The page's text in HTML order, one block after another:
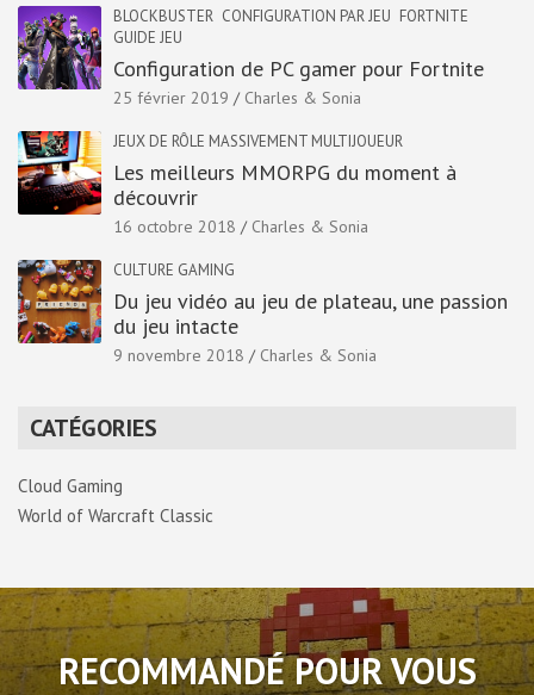
BLOCKBUSTER CONFIGURATION PAR JEU FORTNITE
GUIDE JEU
Configuration de PC gamer pour Fortnite
25 février 2019 Charles & Sonia
JEUX DE RÔLE MASSIVEMENT MULTIJOUEUR
Les meilleurs MMORPG du moment à
découvrir
16 octobre 2018 Charles & Sonia
CULTURE GAMING
Du jeu vidéo au jeu de plateau, une passion
du jeu intacte
9 novembre 2018 Charles & Sonia
CATÉGORIES
Cloud Gaming
World of Warcraft Classic
RECOMMANDÉ POUR VOUS